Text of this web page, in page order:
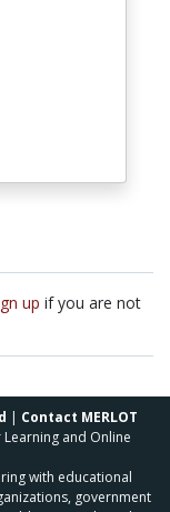
up if you are not
| Contact MERLOT
Learning and Online
with educational
government